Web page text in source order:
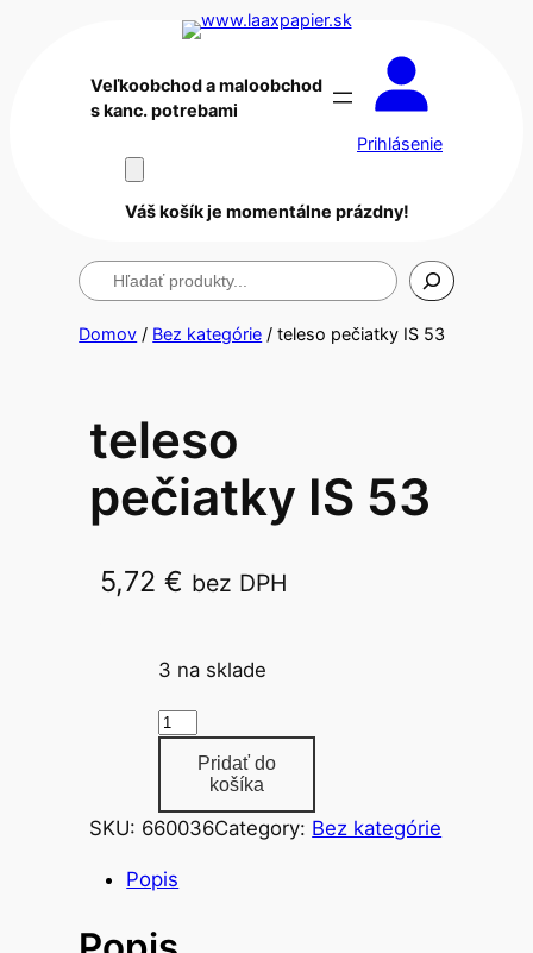
Veľkoobchod a maloobchod
s kanc. potrebami
Prihlásenie
Váš košík je momentálne prázdny!
Hľadanie
Domov / Bez kategórie / teleso pečiatky IS 53
teleso
pečiatky IS 53
5,72€ bez DPH
3 na sklade
m
ž
s
t
o
Pridať do
košíka
SKU: 660036Category: Bez kategórie
Popis